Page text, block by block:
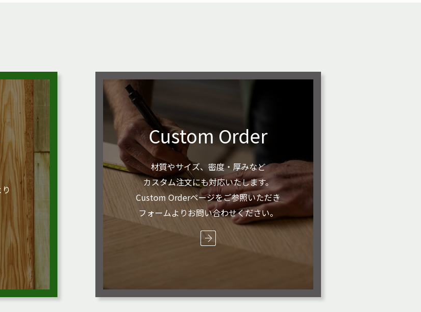
Custom Order
材質やサイズ、密度・厚みなど
カスタム注文にも対応いたします。
Custom Orderページをご参照いただき
フォームよりお問い合わせください。